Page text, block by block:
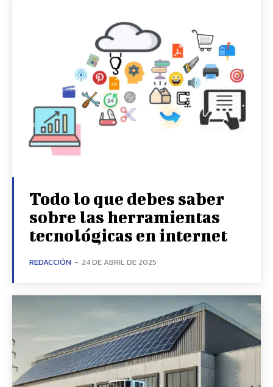
Todo lo que debes saber
sobre las herramientas
tecnológicas en internet
REDACCIÓN - 24 DE ABRIL DE 2025